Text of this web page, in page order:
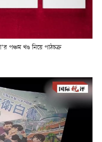
পঞ্চম খণ্ড নিয়ে পাঠচক্র